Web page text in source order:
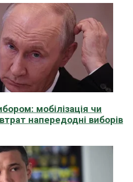
мобілізація чи
напередодні виборів